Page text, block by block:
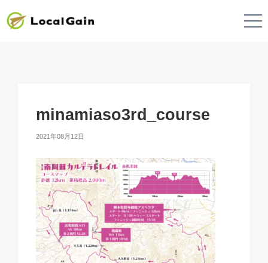
minamiaso3rd_course
2021年08月12日